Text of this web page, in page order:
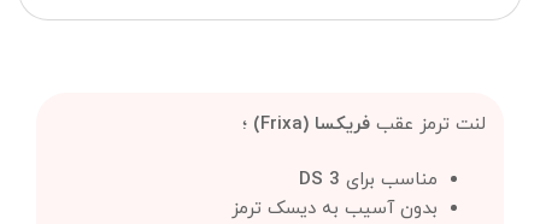
لنت ترمز عقب فریکسا (Frixa) ؛
مناسب برای DS 3
بدون آسیب به دیسک ترمز